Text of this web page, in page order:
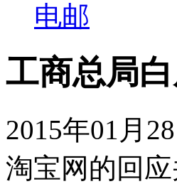
电邮
工商总局
2015年01月
淘宝网的回